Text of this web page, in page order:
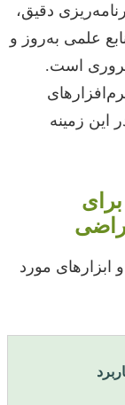
دقیق،
علمی به‌روز و
است.
این زمینه
ابزارهای مورد